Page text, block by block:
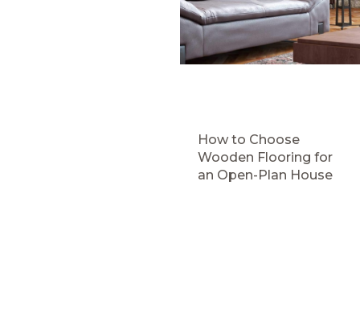
How to Choose
Wooden Flooring for
an Open-Plan House